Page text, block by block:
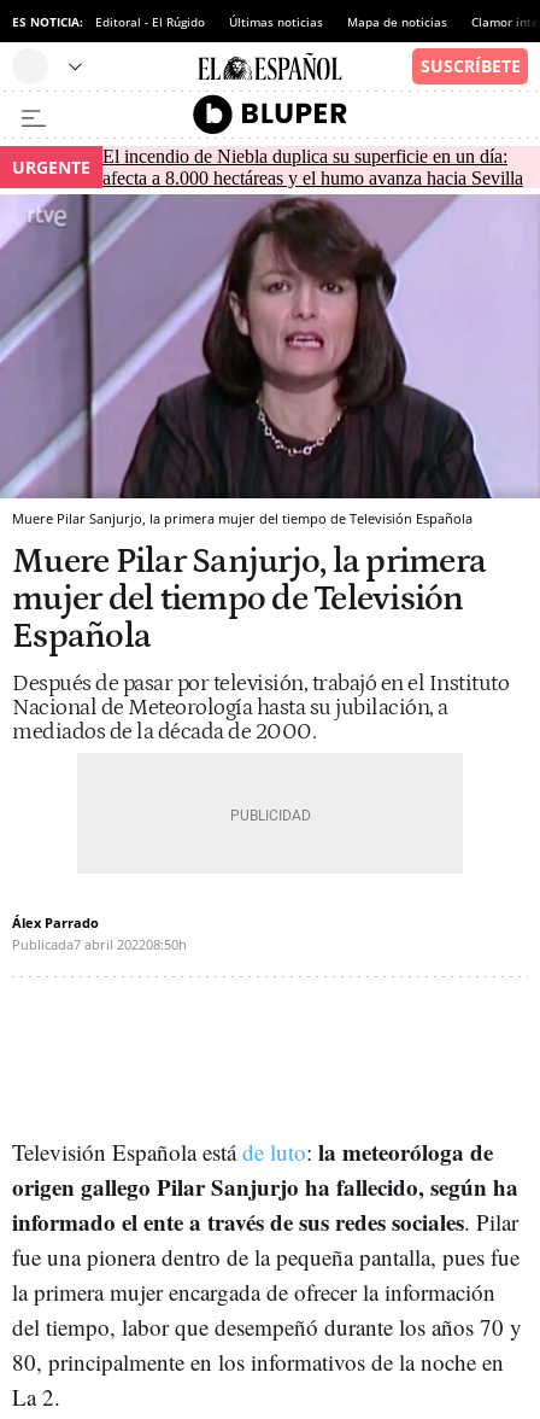
ES NOTICIA: Editoral - El Rúgido Últimas noticias Mapa de noticias Clamor
URGENTE
El incendio de Niebla duplica su superficie en un día:
afecta a 8.000 hectáreas y el humo avanza hacia Sevilla
Muere Pilar Sanjurjo, la primera mujer del tiempo de Televisión Española
Muere Pilar Sanjurjo, la primera
mujer del tiempo de Televisión
Española
Después de pasar por televisión, trabajó en el Instituto
Nacional de Meteorología hasta su jubilación, a
mediados de la década de 2000.
Álex Parrado
Publicada7 abril 202208:50h
Televisión Española estáde luto: la meteoróloga de
origen gallego Pilar Sanjurjo ha fallecido, según ha
informado el ente a través de sus redes sociales. Pilar
fue una pionera dentro de la pequeña pantalla, pues fue
la primera mujer encargada de ofrecer la información
del tiempo, labor que desempeñó durante los años 70 y
80, principalmente en los informativos de la noche en
La 2.